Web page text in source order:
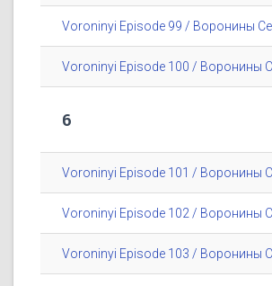
Voroninyi Episode 99 / Воронины
Voroninyi Episode 100 / Воронины
6
Voroninyi Episode 101 / Воронины
Voroninyi Episode 102 / Воронины
Voroninyi Episode 103 / Воронины